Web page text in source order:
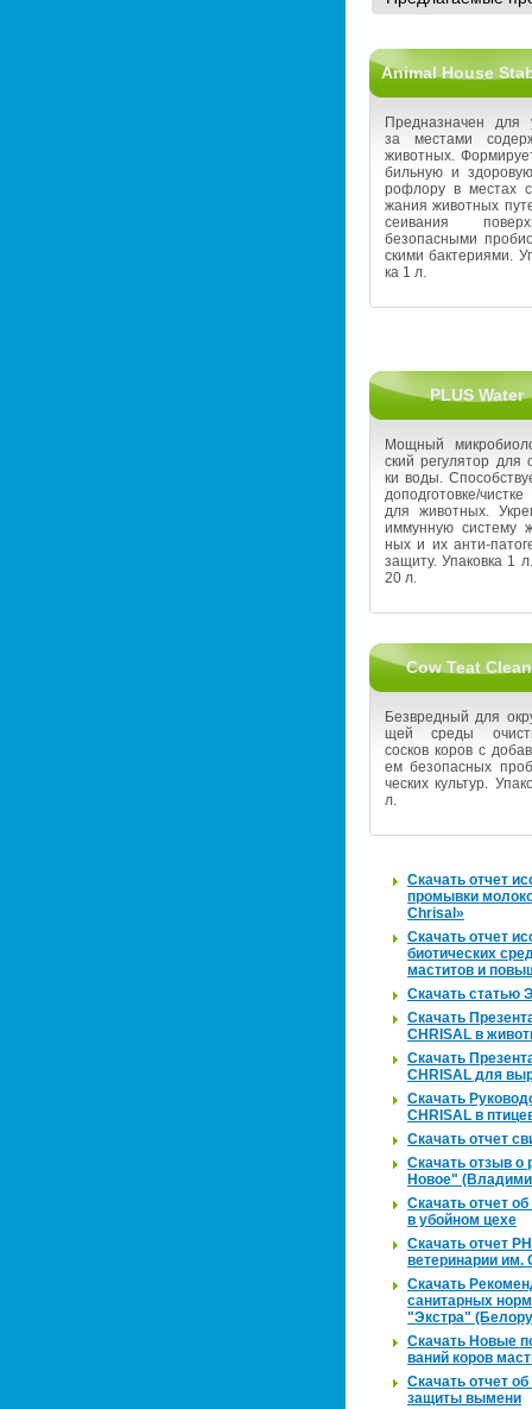
Animal House
Пред­на­зна­чен для
за ме­ста­ми
жи­вот­ных.
биль­ную и
ро­фло­ру в ме­стах
жа­ния жи­вот­ных
се­и­ва­ния
без­опас­ны­ми
ски­ми бак­те­ри­я­ми.
ка 1 л.
PLUS Water
Мощ­ный
ский ре­гу­ля­тор для
ки воды.
до­под­го­тов­ке/
для жи­вот­ных.
им­мун­ную си­сте­му
ных и их ан­ти-
за­щи­ту. Упа­ков­ка 1
20 л.
Cow Teat
Без­вред­ный для
щей среды
сос­ков коров с
ем без­опас­ных
че­ских куль­тур.
л.
Ска­чать отчет
про­мыв­ки
Chrisal»
Ска­чать отчет
био­ти­че­ских
ма­сти­тов и
Ска­чать ста­тью
Ска­чать
CHRISAL в
Ска­чать
CHRISAL для
Ска­чать
CHRISAL в
Ска­чать отчет
Ска­чать отзыв о
Новое"
Ска­чать отчет
в убой­ном цехе
Ска­чать отчет
ве­те­ри­на­рии
Ска­чать
са­ни­тар­ных
"Экс­т­ра"
Ска­чать Новые
ва­ний коров
Ска­чать отчет
за­щи­ты вы­ме­ни